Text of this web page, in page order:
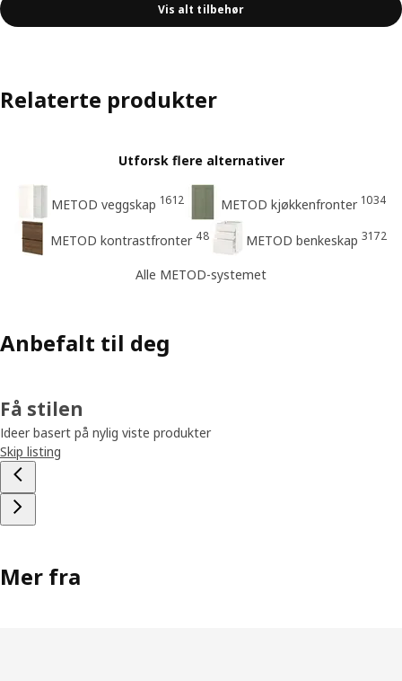
Vis alt tilbehør
Relaterte produkter
Utforsk flere alternativer
METOD veggskap 1612 METOD kjøkkenfronter 1034
METOD kontrastfronter 48 METOD benkeskap 3172
Alle METOD-systemet
Anbefalt til deg
Få stilen
Ideer basert på nylig viste produkter
Skip listing
Mer fra